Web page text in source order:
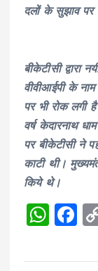
दलों के सुझाव पर
बीकेटीसी द्वारा
वीवीआईपी के
पर भी रोक लगी
वर्ष केदारनाथ
पर बीकेटीसी ने
काटी थी।
किये थे।
W
a
F
c